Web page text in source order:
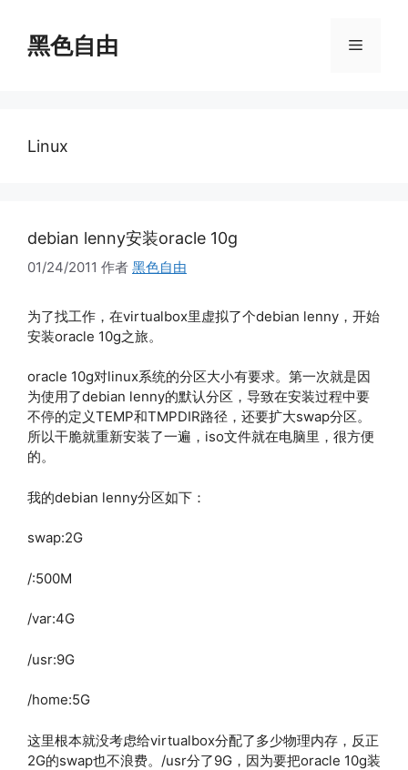
黑色自由 菜
Linux
debian lenny安装oracle 10g
01/24/2011 作者 黑色自由
为了找工作，在virtualbox里虚拟了个debian lenny，开始
安装oracle 10g之旅。
oracle 10g对linux系统的分区大小有要求。第一次就是因
为使用了debian lenny的默认分区，导致在安装过程中要
不停的定义TEMP和TMPDIR路径，还要扩大swap分区。
所以干脆就重新安装了一遍，iso文件就在电脑里，很方便
的。
我的debian lenny分区如下：
swap:2G
/:500M
/var:4G
/usr:9G
/home:5G
这里根本就没考虑给virtualbox分配了多少物理内存，反正
2G的swap也不浪费。/usr分了9G，因为要把oracle 10g装